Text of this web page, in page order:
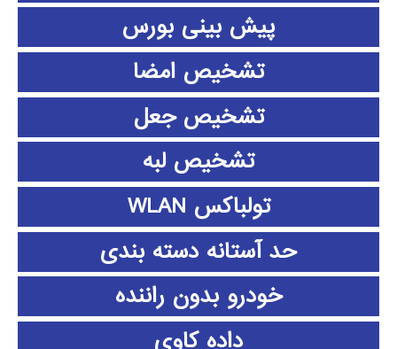
پیش بینی بورس
تشخیص امضا
تشخیص جعل
تشخیص لبه
تولباکس WLAN
حد آستانه دسته بندی
خودرو بدون راننده
داده كاوي